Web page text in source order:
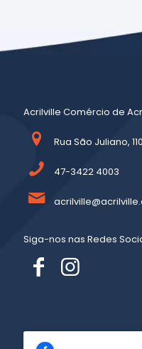
Acrilville Comércio de
Rua São Juliano,
47-3422 4003
Siga-nos nas Redes